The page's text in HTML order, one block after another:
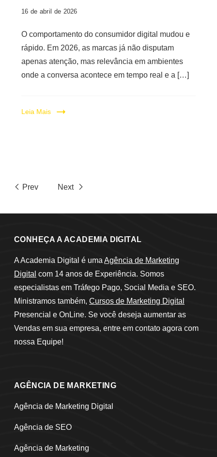
16 de abril de 2026
O comportamento do consumidor digital mudou e
rápido. Em 2026, as marcas já não disputam
apenas atenção, mas relevância em ambientes
onde a conversa acontece em tempo real e a […]
Leia Mais
Prev Next
CONHEÇA A ACADEMIA DIGITAL
A Academia Digital é uma Agência de Marketing
Digital com 14 anos de Experiência. Somos
especialistas em Tráfego Pago, Social Media e SEO.
Ministramos também, Cursos de Marketing Digital
Presencial e OnLine. Se você deseja aumentar as
Vendas em sua empresa, entre em contato agora com
nossa Equipe!
AGÊNCIA DE MARKETING
Agência de Marketing Digital
Agência de SEO
Agência de Marketing